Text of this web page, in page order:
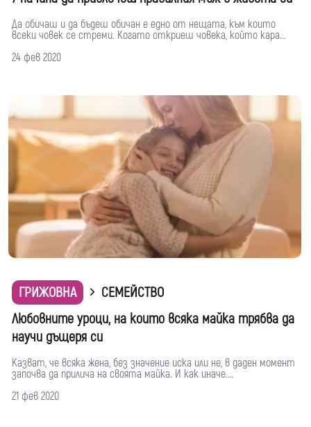
Да обичаш и да бъдеш обичан е едно от нещата, към които
всеки човек се стреми. Когато откриеш човека, който кара...
24 фев 2020
ГРИЖОВНА
СЕМЕЙСТВО
Любовните уроци, на които всяка майка трябва да
научи дъщеря си
Казват, че всяка жена, без значение иска или не, в даден момент
започва да прилича на своята майка. И как иначе....
21 фев 2020